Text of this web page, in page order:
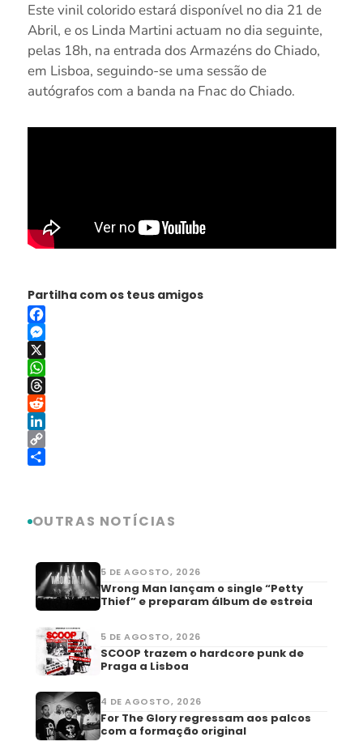
Este vinil colorido estará disponível no dia 21 de
Abril, e os Linda Martini actuam no dia seguinte,
pelas 18h, na entrada dos Armazéns do Chiado,
em Lisboa, seguindo-se uma sessão de
autógrafos com a banda na Fnac do Chiado.
Partilha com os teus amigos
Facebook
Messenger
X
WhatsApp
Threads
Reddit
LinkedIn
Copy
OUTRAS NOTÍCIAS
5 DE AGOSTO, 2026
Wrong Man lançam o single “Petty
Thief” e preparam álbum de estreia
5 DE AGOSTO, 2026
SCOOP trazem o hardcore punk de
Praga a Lisboa
4 DE AGOSTO, 2026
For The Glory regressam aos palcos
com a formação original